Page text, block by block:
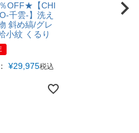
OFF★【CHI
千雲-】洗え
斜め縞/グレ
紋 くるり
¥29,975税込